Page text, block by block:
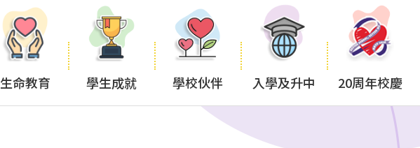
生命教育 學生成就 學校伙伴 入學及升中 20周年校慶